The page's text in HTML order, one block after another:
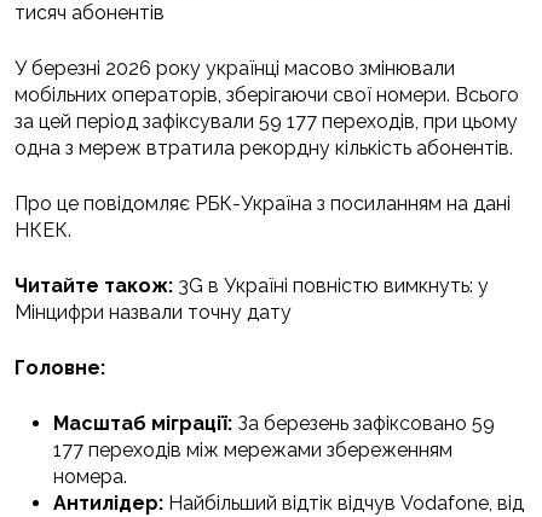
тисяч абонентів
У березні 2026 року українці масово змінювали
мобільних операторів, зберігаючи свої номери. Всього
за цей період зафіксували 59 177 переходів, при цьому
одна з мереж втратила рекордну кількість абонентів.
Про це повідомляє РБК-Україна з посиланням на дані
НКЕК.
Читайте також: 3G в Україні повністю вимкнуть: у
Мінцифри назвали точну дату
Головне:
Масштаб міграції: За березень зафіксовано 59
177 переходів між мережами збереженням
номера.
Антилідер: Найбільший відтік відчув Vodafone, від